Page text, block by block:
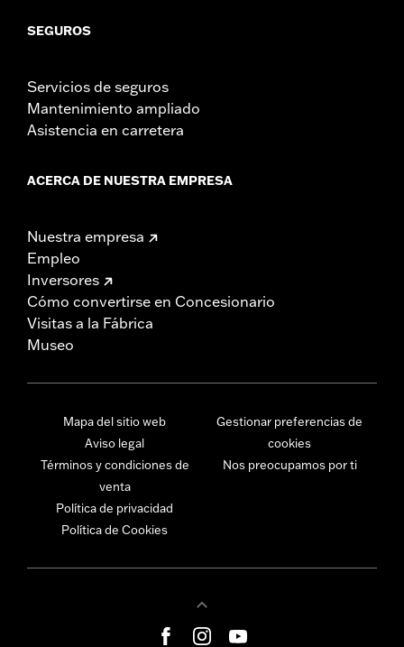
SEGUROS
Servicios de seguros
Mantenimiento ampliado
Asistencia en carretera
ACERCA DE NUESTRA EMPRESA
Nuestra empresa
Empleo
Inversores
Cómo convertirse en Concesionario
Visitas a la Fábrica
Museo
Mapa del sitio web
Aviso legal
Términos y condiciones de
venta
Política de privacidad
Política de Cookies
Gestionar preferencias de
cookies
Nos preocupamos por ti